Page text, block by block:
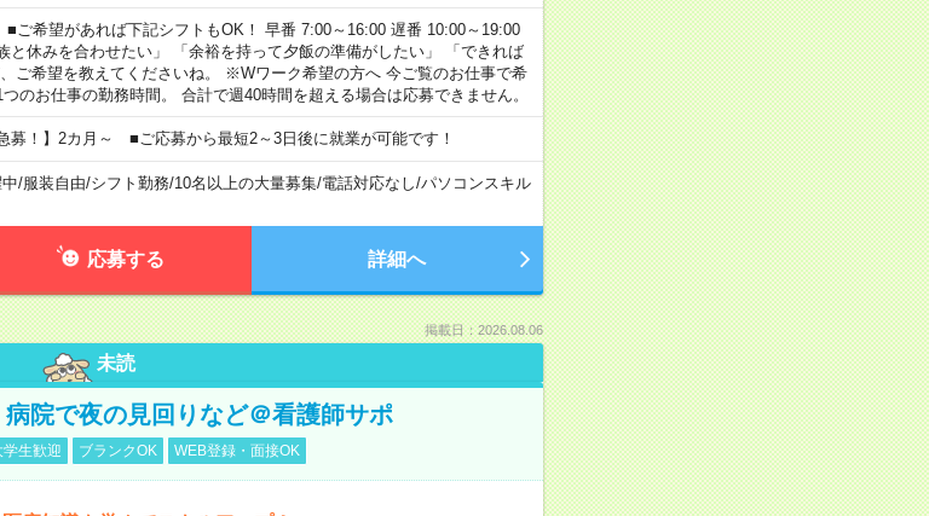
■ご希望があれば下記シフトもOK！ 早番 7:00～16:00 遅番 10:00～19:00
と休みを合わせたい」 「余裕を持って夕飯の準備がしたい」 「できれば
ご希望を教えてくださいね。 ※Wワーク希望の方へ 今ご覧のお仕事で希
のお仕事の勤務時間。 合計で週40時間を超える場合は応募できません。
募！】2カ月～ ■ご応募から最短2～3日後に就業が可能です！
/服装自由/シフト勤務/10名以上の大量募集/電話対応なし/パソコンスキル
応募する 詳細へ
掲載日：2026.08.06
未読
病院で夜の見回りなど＠看護師サポ
学生歓迎 ブランクOK WEB登録・面接OK